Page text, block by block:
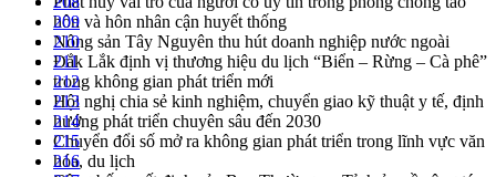
hôn và hôn nhân cận huyết thống
Nông sản Tây Nguyên thu hút doanh nghiệp nước ngoài
Đắk Lắk định vị thương hiệu du lịch “Biển – Rừng – Cà phê”
trong không gian phát triển mới
Hội nghị chia sẻ kinh nghiệm, chuyển giao kỹ thuật y tế, định
hướng phát triển chuyên sâu đến 2030
Chuyển đổi số mở ra không gian phát triển trong lĩnh vực văn
hóa, du lịch
209
210
211
212
213
214
215
216